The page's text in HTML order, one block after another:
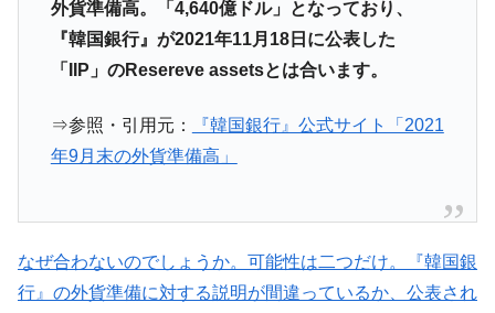
Fact1
全て勝つといくら？ 競馬GI競走で勝利騎手がもら
える賞金とは？
平成仮面ライダーの意外すぎるモチーフとは？
Fact1
発表から2日で大崩壊、鳴かず飛ばずに終わりそう
なスーパーリーグとは？
ている意外な選手とは？
Fact1 セレクトセールの高額取引馬が稼いだ金額とは？
外貨準備高。「4,640億ドル」となっており、
『韓国銀行』が2021年11月18日に公表した
「IIP」のResereve assetsとは合います。
⇒参照・引用元：
『韓国銀行』公式サイト「2021
年9月末の外貨準備高」
なぜ合わないのでしょうか。可能性は二つだけ。『韓国銀
行』の外貨準備に対する説明が間違っているか、公表され